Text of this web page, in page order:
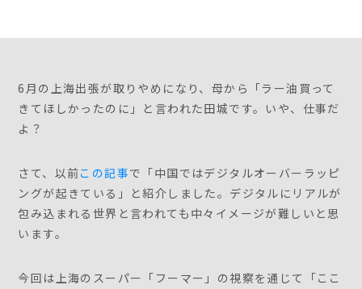
6月の上海出張が取りやめになり、母から「ラー油買って
きてほしかったのに」と言われた田城です。いや、仕事だ
よ？
さて、以前この記事で「中国ではデジタルオーバーラッピ
ングが起きている」と紹介しました。デジタルにリアルが
包み込まれる世界と言われても中々イメージが難しいと思
います。
今回は上海のスーパー「フーマー」の視察を通じて「ここ